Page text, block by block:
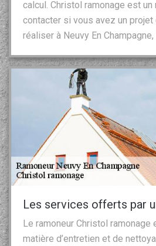
calcul. Christol ramonage est un
contacter si vous avez un projet
réaliser à Neuvy En
Les services offerts par
Le ramoneur Christol ramonage
matière d’entretien et de